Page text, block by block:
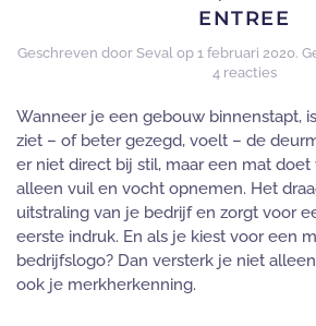
ENTREE
Geschreven door Seval op 1 februari 2020.
4 reactiesop
dan
een
mat:
de
van
Wanneer je een gebouw binnenstapt,
ziet – of beter gezegd, voelt – de
er niet direct bij stil, maar een mat
alleen vuil en vocht opnemen. Het
uitstraling van je bedrijf en zorgt voor
eerste indruk. En als je kiest voor een
bedrijfslogo? Dan versterk je niet
ook je merkherkenning.